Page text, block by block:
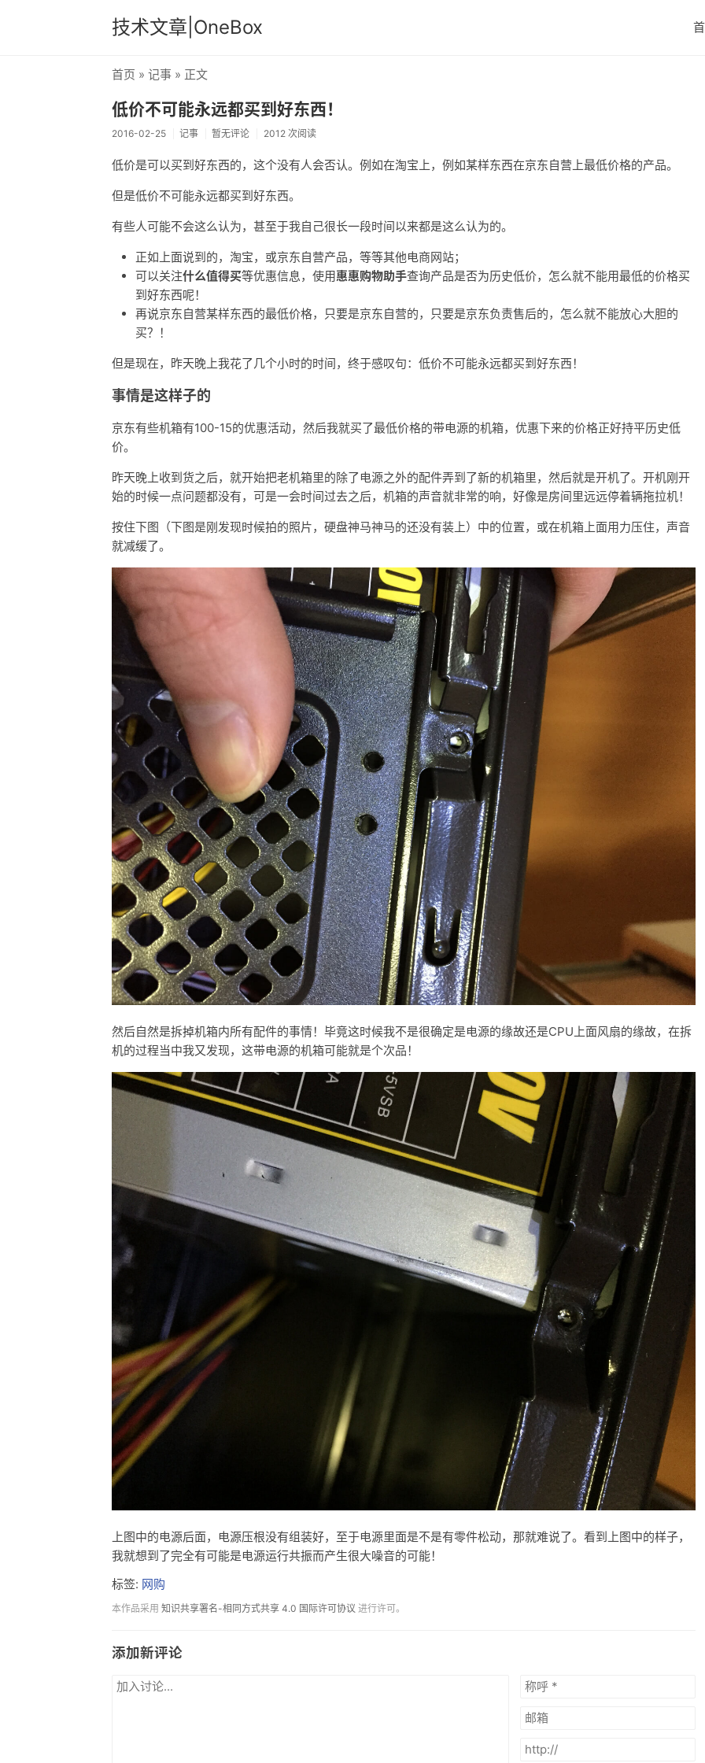
技术文章|OneBox
首页 » 记事 » 正文
低价不可能永远都买到好东西！
2016-02-25 记事 暂无评论 2012 次阅读
低价是可以买到好东西的，这个没有人会否认。例如在淘宝上，例如某样东西在京东自营上最低价格的产品。
但是低价不可能永远都买到好东西。
有些人可能不会这么认为，甚至于我自己很长一段时间以来都是这么认为的。
正如上面说到的，淘宝，或京东自营产品，等等其他电商网站；
可以关注什么值得买等优惠信息，使用惠惠购物助手查询产品是否为历史低价，怎么就不能用最低的价格买
到好东西呢！
再说京东自营某样东西的最低价格，只要是京东自营的，只要是京东负责售后的，怎么就不能放心大胆的
买？！
但是现在，昨天晚上我花了几个小时的时间，终于感叹句：低价不可能永远都买到好东西！
事情是这样子的
京东有些机箱有100-15的优惠活动，然后我就买了最低价格的带电源的机箱，优惠下来的价格正好持平历史低
价。
昨天晚上收到货之后，就开始把老机箱里的除了电源之外的配件弄到了新的机箱里，然后就是开机了。开机刚开
始的时候一点问题都没有，可是一会时间过去之后，机箱的声音就非常的响，好像是房间里远远停着辆拖拉机！
按住下图（下图是刚发现时候拍的照片，硬盘神马神马的还没有装上）中的位置，或在机箱上面用力压住，声音
就减缓了。
然后自然是拆掉机箱内所有配件的事情！毕竟这时候我不是很确定是电源的缘故还是CPU上面风扇的缘故，在拆
机的过程当中我又发现，这带电源的机箱可能就是个次品！
上图中的电源后面，电源压根没有组装好，至于电源里面是不是有零件松动，那就难说了。看到上图中的样子，
我就想到了完全有可能是电源运行共振而产生很大噪音的可能！
标签: 网购
本作品采用 知识共享署名-相同方式共享 4.0 国际许可协议 进行许可。
添加新评论